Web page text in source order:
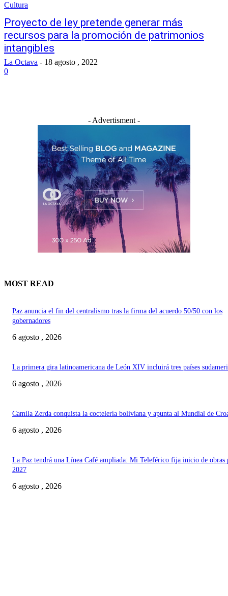
Cultura
Proyecto de ley pretende generar más
recursos para la promoción de patrimonios
intangibles
La Octava - 18 agosto , 2022
0
- Advertisment -
MOST READ
Paz anuncia el fin del centralismo tras la firma del acuerdo 50/50 con los
gobernadores
6 agosto , 2026
La primera gira latinoamericana de León XIV incluirá tres países
6 agosto , 2026
Camila Zerda conquista la coctelería boliviana y apunta al Mundial de
6 agosto , 2026
La Paz tendrá una Línea Café ampliada: Mi Teleférico fija inicio de obras
2027
6 agosto , 2026